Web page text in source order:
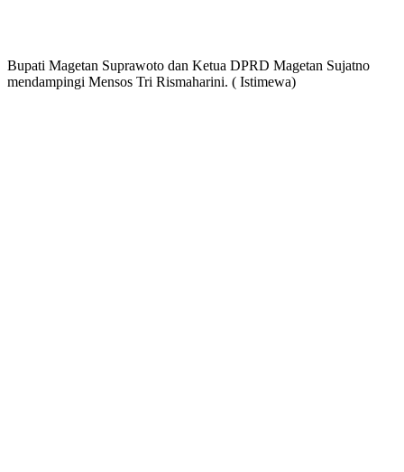
Bupati Magetan Suprawoto dan Ketua DPRD Magetan Sujatno
mendampingi Mensos Tri Rismaharini. ( Istimewa)